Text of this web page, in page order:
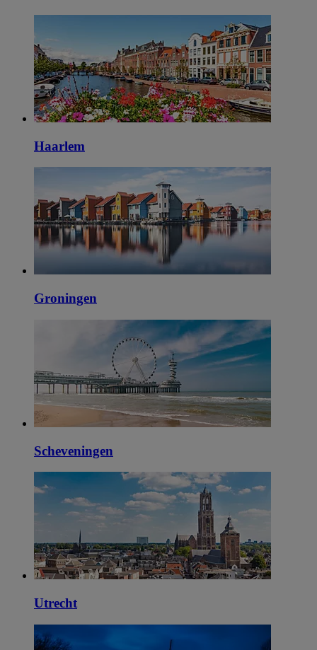
Haarlem
Groningen
Scheveningen
Utrecht